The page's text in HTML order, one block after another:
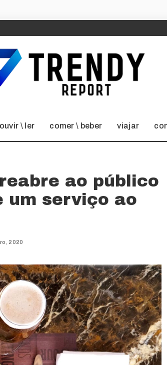
\ ler comer \ beber viajar
ao público
um serviço ao
2020